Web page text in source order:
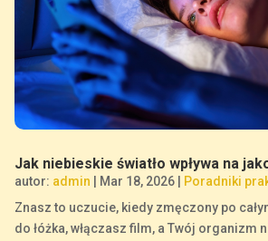
Jak niebieskie światło wpływa na
autor: admin Mar 18, 2026|
Poradniki
Znasz to uczucie, kiedy zmęczony po
do łóżka, włączasz film, a Twój organizm